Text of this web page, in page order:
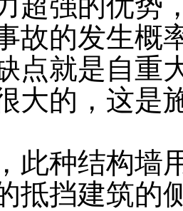
超强的优势
故的发生概
点就是自重
大的，这是
此种结构墙
抵挡建筑的